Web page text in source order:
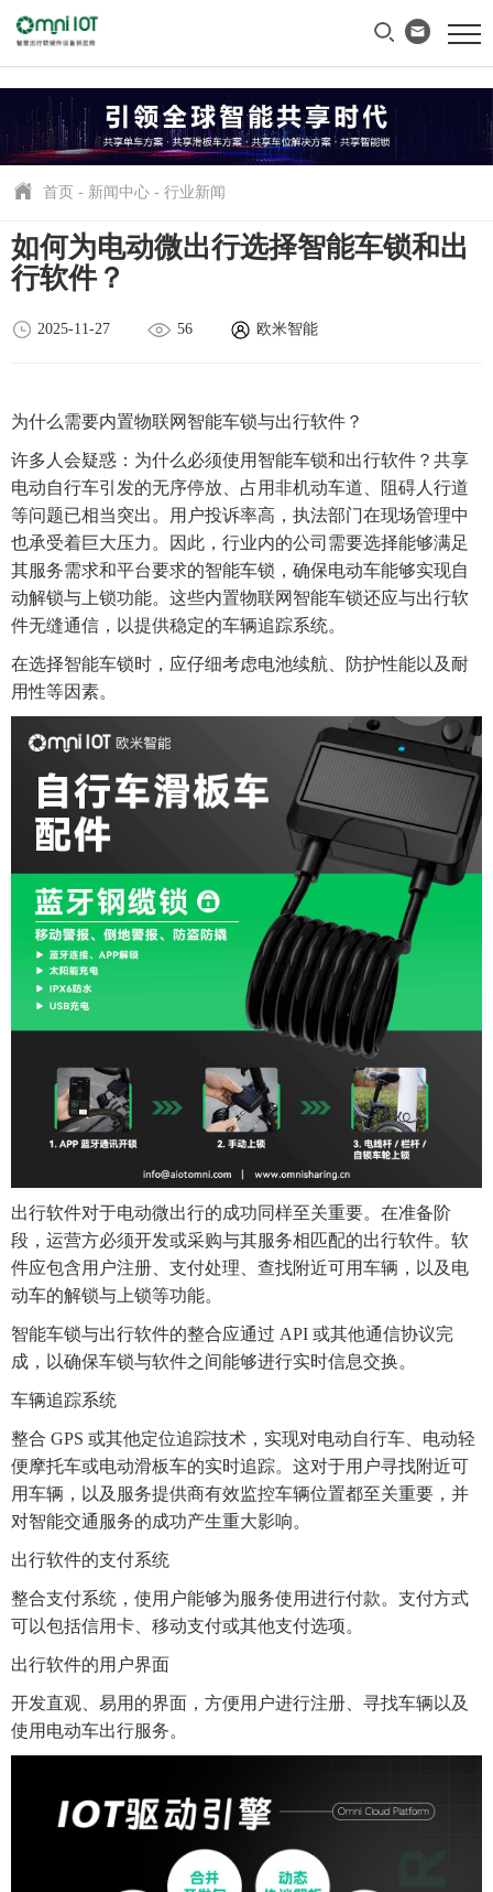
首页 - 新闻中心 -行业新闻
如何为电动微出行选择智能车锁和出
行软件？
2025-11-27 56 欧米智能
为什么需要内置物联网智能车锁与出行软件？
许多人会疑惑：为什么必须使用智能车锁和出行软件？共享
电动自行车引发的无序停放、占用非机动车道、阻碍人行道
等问题已相当突出。用户投诉率高，执法部门在现场管理中
也承受着巨大压力。因此，行业内的公司需要选择能够满足
其服务需求和平台要求的智能车锁，确保电动车能够实现自
动解锁与上锁功能。这些内置物联网智能车锁还应与出行软
件无缝通信，以提供稳定的车辆追踪系统。
在选择智能车锁时，应仔细考虑电池续航、防护性能以及耐
用性等因素。
出行软件对于电动微出行的成功同样至关重要。在准备阶
段，运营方必须开发或采购与其服务相匹配的出行软件。软
件应包含用户注册、支付处理、查找附近可用车辆，以及电
动车的解锁与上锁等功能。
智能车锁与出行软件的整合应通过 API 或其他通信协议完
成，以确保车锁与软件之间能够进行实时信息交换。
车辆追踪系统
整合 GPS 或其他定位追踪技术，实现对电动自行车、电动轻
便摩托车或电动滑板车的实时追踪。这对于用户寻找附近可
用车辆，以及服务提供商有效监控车辆位置都至关重要，并
对智能交通服务的成功产生重大影响。
出行软件的支付系统
整合支付系统，使用户能够为服务使用进行付款。支付方式
可以包括信用卡、移动支付或其他支付选项。
出行软件的用户界面
开发直观、易用的界面，方便用户进行注册、寻找车辆以及
使用电动车出行服务。